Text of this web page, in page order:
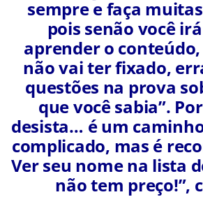
sempre e faça
pois senão você
aprender o
não vai ter fixado,
questões na prova
que você sabia”.
desista… é um
complicado, mas é
Ver seu nome na lista
não tem preço!”,